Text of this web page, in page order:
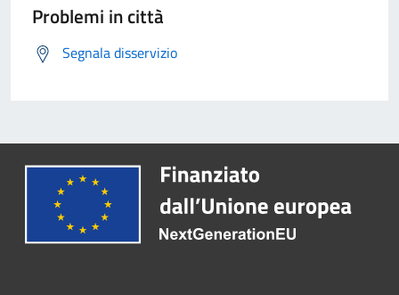
Problemi in città
Segnala disservizio